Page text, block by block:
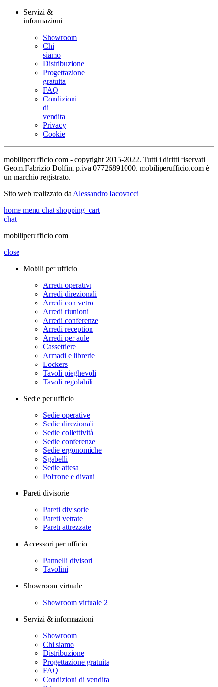
Servizi &
informazioni
Showroom
Chi
siamo
Distribuzione
Progettazione
gratuita
FAQ
Condizioni
di
vendita
Privacy
Cookie
mobiliperufficio.com - copyright 2015-2022. Tutti i diritti riservati
Geom.Fabrizio Dolfini p.iva 07726891000. mobiliperufficio.com è
un marchio registrato.
Sito web realizzato da Alessandro Iacovacci
home menu chat shopping_cart
chat
mobiliperufficio.com
close
Mobili per ufficio
Arredi operativi
Arredi direzionali
Arredi con vetro
Arredi riunioni
Arredi conferenze
Arredi reception
Arredi per aule
Cassettiere
Armadi e librerie
Lockers
Tavoli pieghevoli
Tavoli regolabili
Sedie per ufficio
Sedie operative
Sedie direzionali
Sedie collettività
Sedie conferenze
Sedie ergonomiche
Sgabelli
Sedie attesa
Poltrone e divani
Pareti divisorie
Pareti divisorie
Pareti vetrate
Pareti attrezzate
Accessori per ufficio
Pannelli divisori
Tavolini
Showroom virtuale
Showroom virtuale 2
Servizi & informazioni
Showroom
Chi siamo
Distribuzione
Progettazione gratuita
FAQ
Condizioni di vendita